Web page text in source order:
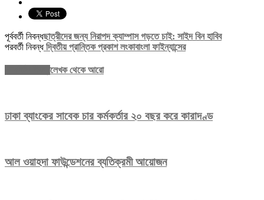
পূর্ববর্তী নিবন্ধছাত্রীদের জন্য নিরাপদ ক্যাম্পাস গড়তে চাই: সাইদ বিন হাবিব
পরবর্তী নিবন্ধদ্বিতীয় প্রান্তিক প্রকাশ লংকাবাংলা ফাইন্যান্সের
লেখক থেকে আরো
ঢাকা ব্যাংকের সাবেক চার কর্মকর্তার ২০ বছর করে কারাদণ্ড
আল ওয়াহদা ফাউন্ডেশনের ব্যতিক্রমী আয়োজন